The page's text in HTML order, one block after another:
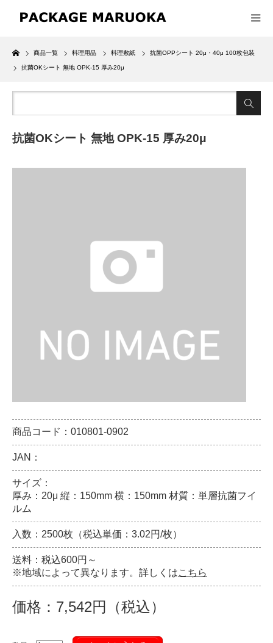
Home
商品一覧 料理用品 料理敷紙 抗菌OPPシート 20μ・40μ 100枚包装
抗菌OKシート 無地 OPK-15 厚み20μ
抗菌OKシート 無地 OPK-15 厚み20μ
商品コード：010801-0902
JAN：
サイズ：
厚み：20μ 縦：150mm 横：150mm 材質：単層抗菌フイ
ルム
入数：2500枚（税込単価：3.02円/枚）
送料：税込600円～
※地域によって異なります。詳しくはこちら
価格：7,542円（税込）